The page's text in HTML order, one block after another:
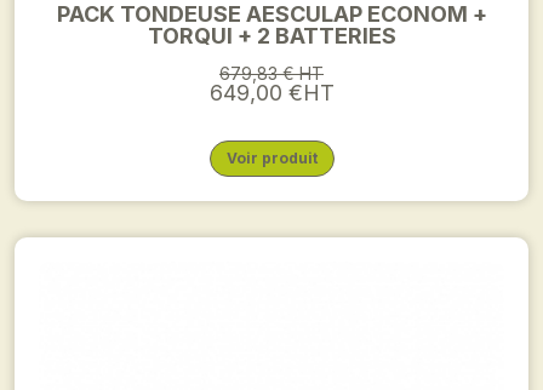
PACK TONDEUSE AESCULAP ECONOM +
TORQUI + 2 BATTERIES
679,83 € HT
649,00 €HT
Voir produit